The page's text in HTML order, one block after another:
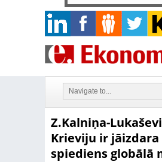
Z.Kalniņa-
Krieviju ir jāizdara
spiediens globālā